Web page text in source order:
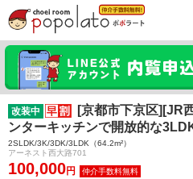
改装中
[京都市下京区][JR
ンターキッチンで開放的な
2SLDK/3K/3DK/3LDK（64.2m²）
アーネスト西大路701
100,000円